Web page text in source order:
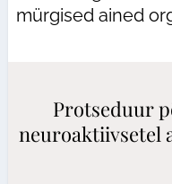
mürgised ained
Protseduur
neuroaktiivsetel